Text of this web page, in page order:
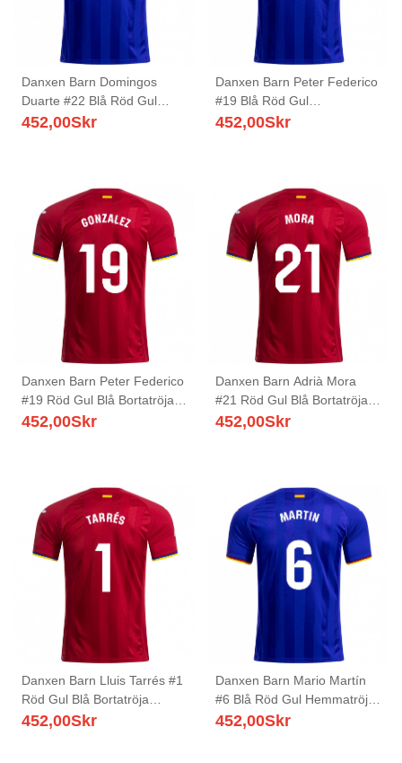
Danxen Barn Domingos
Duarte #22 Blå Röd Gul
Hemmatröja Matchtröjor
452,00Skr
Danxen Barn Peter Federico
#19 Blå Röd Gul
Hemmatröja Matchtröjor
452,00Skr
Danxen Barn Peter Federico
#19 Röd Gul Blå Bortatröja
Matchtröjor 2025/26 Tröjor
452,00Skr
Danxen Barn Adrià Mora
#21 Röd Gul Blå Bortatröja
Matchtröjor 2025/26 Tröjor
452,00Skr
Danxen Barn Lluis Tarrés #1
Röd Gul Blå Bortatröja
Matchtröjor 2025/26 Tröjor
452,00Skr
Danxen Barn Mario Martín
#6 Blå Röd Gul Hemmatröja
Matchtröjor 2025/26 Tröjor
452,00Skr